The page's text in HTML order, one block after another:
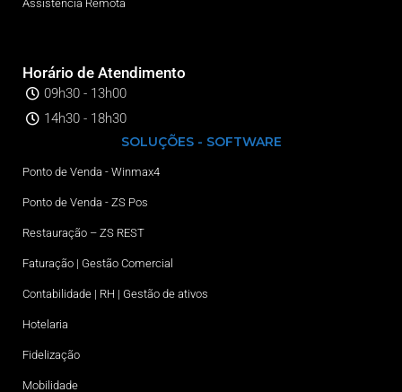
Assistência Remota
Horário de Atendimento
09h30 - 13h00
14h30 - 18h30
SOLUÇÕES - SOFTWARE
Ponto de Venda - Winmax4
Ponto de Venda - ZS Pos
Restauração – ZS REST
Faturação | Gestão Comercial
Contabilidade | RH | Gestão de ativos
Hotelaria
Fidelização
Mobilidade